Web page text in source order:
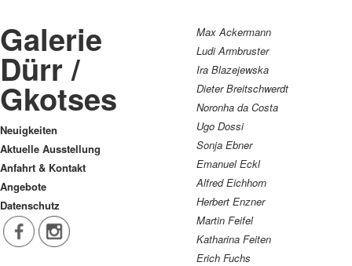
Galerie
Dürr /
Gkotses
Neuigkeiten
Aktuelle Ausstellung
Anfahrt & Kontakt
Angebote
Datenschutz
Max Ackermann
Ludi Armbruster
Ira Blazejewska
Dieter Breitschwerdt
Noronha da Costa
Ugo Dossi
Sonja Ebner
Emanuel Eckl
Alfred Eichhorn
Herbert Enzner
Martin Feifel
Katharina Feiten
Erich Fuchs